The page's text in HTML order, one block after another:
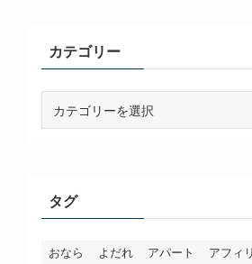
カテゴリー
タグ
おなら よだれ アパート
アフィリ